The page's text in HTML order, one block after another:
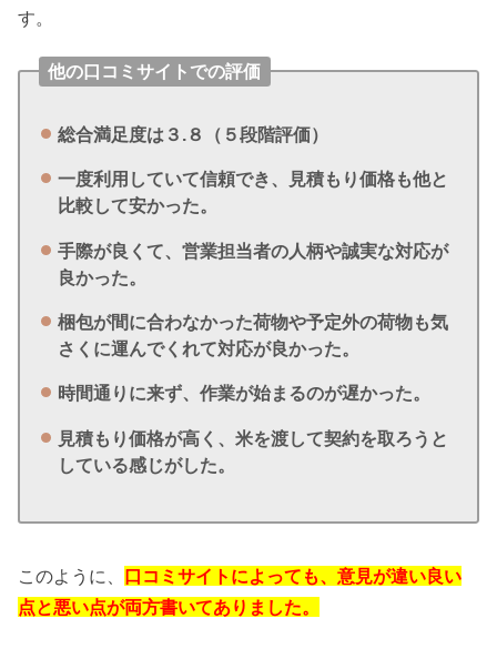
す。
他の口コミサイトでの評価
総合満足度は３.８（５段階評価）
一度利用していて信頼でき、見積もり価格も他と
比較して安かった。
手際が良くて、営業担当者の人柄や誠実な対応が
良かった。
梱包が間に合わなかった荷物や予定外の荷物も気
さくに運んでくれて対応が良かった。
時間通りに来ず、作業が始まるのが遅かった。
見積もり価格が高く、米を渡して契約を取ろうと
している感じがした。
このように、
口コミサイトによっても、意見が違い良い
点と悪い点が両方書いてありました。